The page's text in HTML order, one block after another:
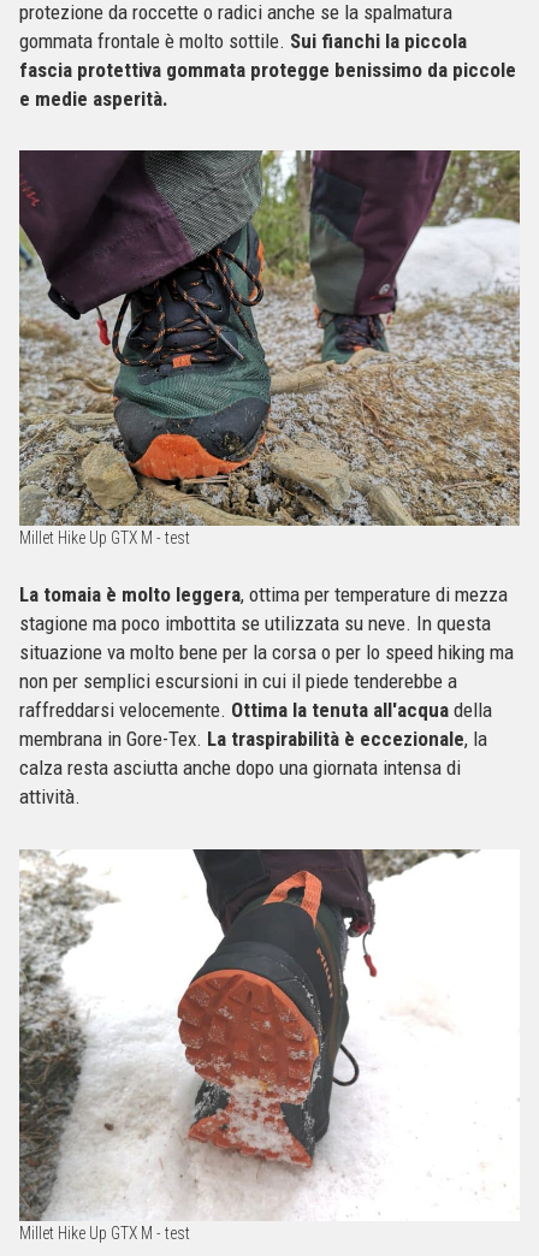
protezione da roccette o radici anche se la spalmatura
gommata frontale è molto sottile. Sui fianchi la piccola
fascia protettiva gommata protegge benissimo da piccole
e medie asperità.
Millet Hike Up GTX M - test
La tomaia è molto leggera, ottima per temperature di mezza
stagione ma poco imbottita se utilizzata su neve. In questa
situazione va molto bene per la corsa o per lo speed hiking ma
non per semplici escursioni in cui il piede tenderebbe a
raffreddarsi velocemente. Ottima la tenuta all'acqua della
membrana in Gore-Tex. La traspirabilità è eccezionale, la
calza resta asciutta anche dopo una giornata intensa di
attività.
Millet Hike Up GTX M - test